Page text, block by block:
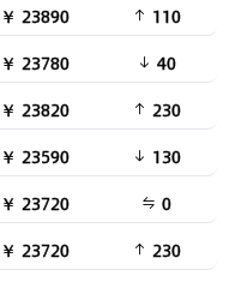
￥ 23890
110
￥ 23780
40
￥ 23820
230
￥ 23590
130
￥ 23720
0
￥ 23720
230